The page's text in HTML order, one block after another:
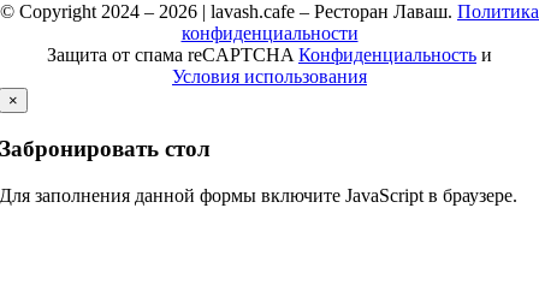
© Copyright 2024 – 2026 | lavash.cafe – Ресторан Лаваш. Политика
конфиденциальности
Защита от спама reCAPTCHA Конфиденциальность и
Условия использования
×
Забронировать стол
Для заполнения данной формы включите JavaScript в браузере.